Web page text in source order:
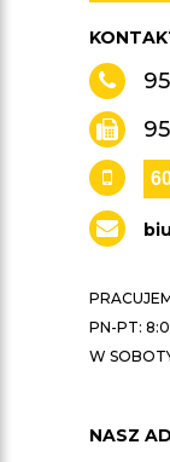
PN-PT:
W
NASZ